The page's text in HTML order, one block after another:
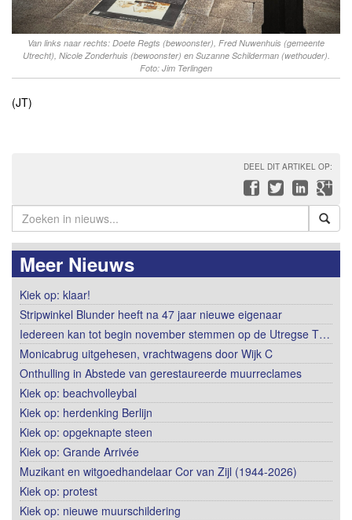
Van links naar rechts: Doete Regts (bewoonster), Fred Nuwenhuis (gemeente
Utrecht), Nicole Zonderhuis (bewoonster) en Suzanne Schilderman (wethouder).
Foto: Jim Terlingen
(JT)
DEEL DIT ARTIKEL OP:
Meer Nieuws
Kiek op: klaar!
Stripwinkel Blunder heeft na 47 jaar nieuwe eigenaar
Iedereen kan tot begin november stemmen op de Utregse T…
Monicabrug uitgehesen, vrachtwagens door Wijk C
Onthulling in Abstede van gerestaureerde muurreclames
Kiek op: beachvolleybal
Kiek op: herdenking Berlijn
Kiek op: opgeknapte steen
Kiek op: Grande Arrivée
Muzikant en witgoedhandelaar Cor van Zijl (1944-2026)
Kiek op: protest
Kiek op: nieuwe muurschildering